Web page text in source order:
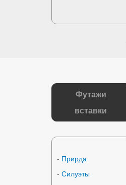
Футажи
вставки
- Прирда
- Силуэты